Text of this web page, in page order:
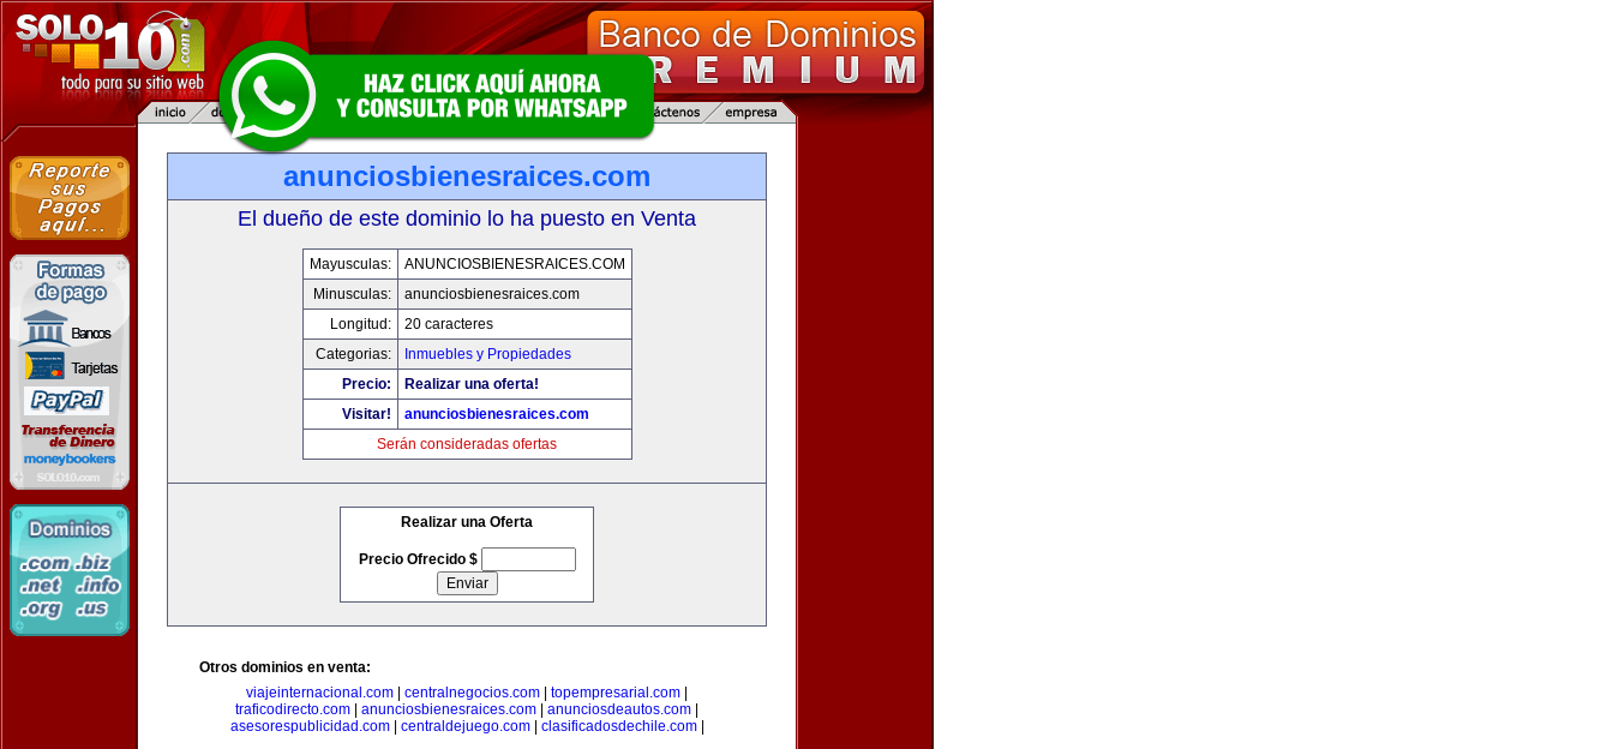
anunciosbienesraices.com
El dueño de este dominio lo ha puesto en Venta
Mayusculas:
ANUNCIOSBIENESRAICES.COM
Minusculas:
anunciosbienesraices.com
Longitud:
20 caracteres
Categorias:
Inmuebles y Propiedades
Precio:
Realizar una oferta!
Visitar!
anunciosbienesraices.com
Serán consideradas ofertas
Realizar una Oferta
Precio Ofrecido $
Otros dominios en venta:
viajeinternacional.com
centralnegocios.com topempresarial.com
traficodirecto.com
anunciosbienesraices.com anunciosdeautos.com
asesorespublicidad.com| centraldejuego.com| clasificadosdechile.com|